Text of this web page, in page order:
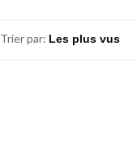
Trier par: